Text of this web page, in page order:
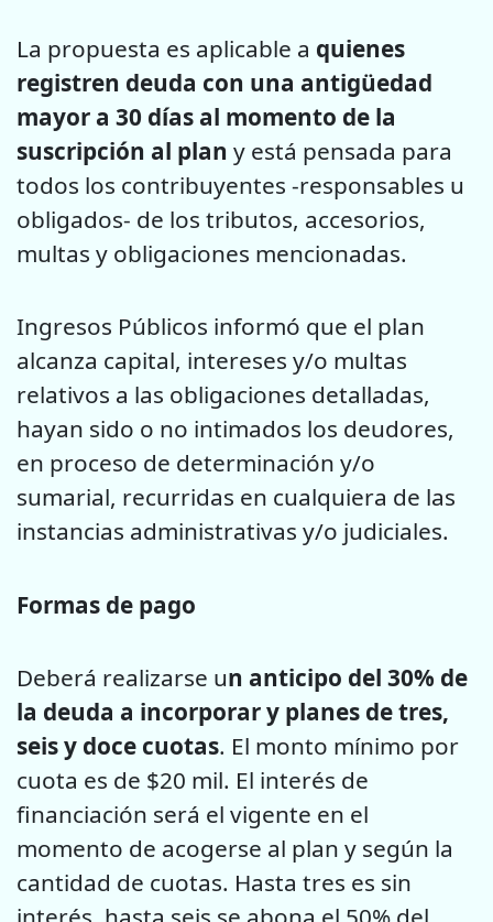
La propuesta es aplicable a quienes
registren deuda con una antigüedad
mayor a 30 días al momento de la
suscripción al plan y está pensada para
todos los contribuyentes -responsables u
obligados- de los tributos, accesorios,
multas y obligaciones mencionadas.
Ingresos Públicos informó que el plan
alcanza capital, intereses y/o multas
relativos a las obligaciones detalladas,
hayan sido o no intimados los deudores,
en proceso de determinación y/o
sumarial, recurridas en cualquiera de las
instancias administrativas y/o judiciales.
Formas de pago
Deberá realizarse un anticipo del 30% de
la deuda a incorporar y planes de tres,
seis y doce cuotas. El monto mínimo por
cuota es de $20 mil. El interés de
financiación será el vigente en el
momento de acogerse al plan y según la
cantidad de cuotas. Hasta tres es sin